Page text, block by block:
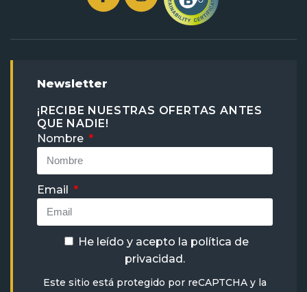
Newsletter
¡RECIBE NUESTRAS OFERTAS ANTES
QUE NADIE!
Nombre
Email
He leído y acepto la política de
privacidad.
Este sitio está protegido por reCAPTCHA y la